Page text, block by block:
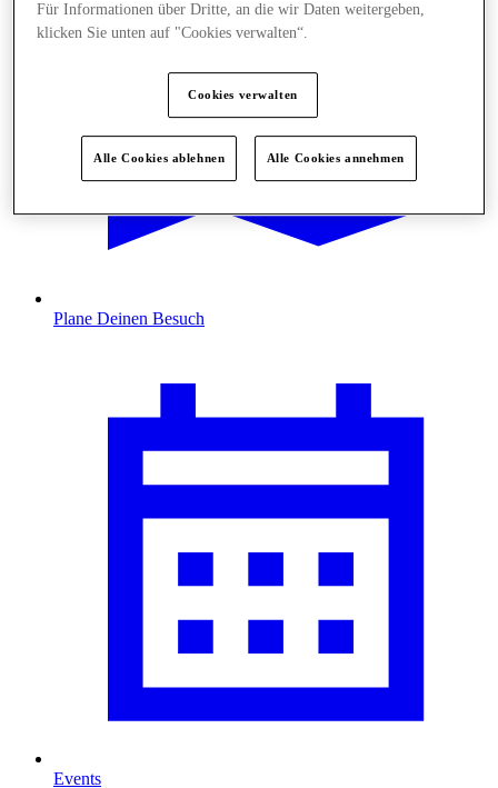
Plane Deinen Besuch
Events
Für Informationen über Dritte, an die wir Daten weitergeben,
klicken Sie unten auf "Cookies verwalten“.
Cookies verwalten
Alle Cookies ablehnen Alle Cookies annehmen